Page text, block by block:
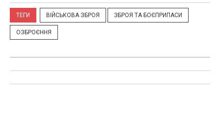
ТЕГИ ВІЙСЬКОВА ЗБРОЯ ЗБРОЯ ТА БОЄПРИПАСИ
ОЗБРОЄННЯ